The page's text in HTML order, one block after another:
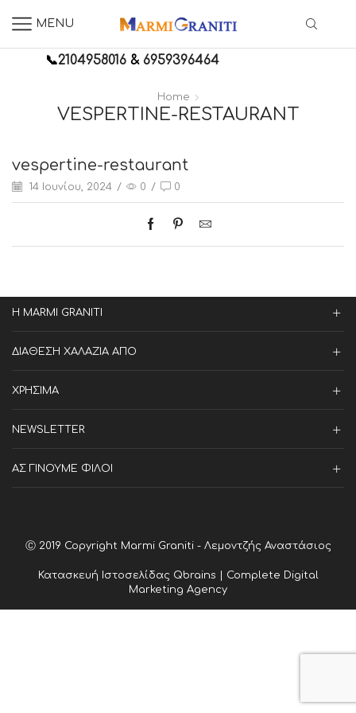
MENU
📞2104958016 &6959396464
Home
VESPERTINE-RESTAURANT
vespertine-restaurant
14 Ιουνίου, 2024 / 0 / 0
Η MARMI GRANITI
ΔΙΑΘΕΣΗ ΧΑΛΑΖΙΑ ΑΠΟ
ΧΡΗΣΙΜΑ
NEWSLETTER
ΑΣ ΓΙΝΟΥΜΕ ΦΙΛΟΙ
Ⓒ 2019 Copyright Marmi Graniti - Λεμοντζής Αναστάσιος
Κατασκευή Ιστοσελίδας Qbrains | Complete Digital
Marketing Agency